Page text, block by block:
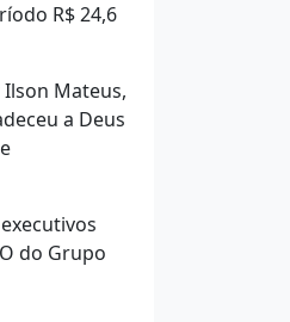
R$ 24,6
Mateus,
a Deus
do Grupo